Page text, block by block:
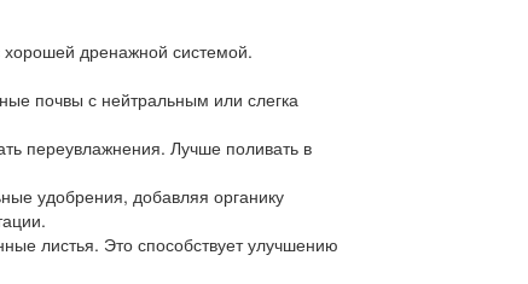
дренажной системой.
почвы с нейтральным или слегка
переувлажнения. Лучше поливать в
удобрения, добавляя органику
листья. Это способствует улучшению